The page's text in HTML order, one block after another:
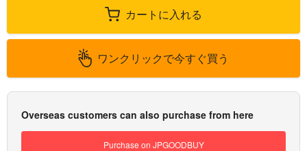
カートに入れる
ワンクリックで今すぐ買う
Overseas customers can also purchase from here
Purchase on JPGOODBUY